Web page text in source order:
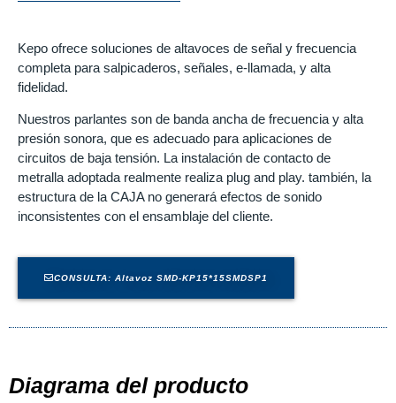
Kepo ofrece soluciones de altavoces de señal y frecuencia
completa para salpicaderos, señales, e-llamada, y alta
fidelidad.
Nuestros parlantes son de banda ancha de frecuencia y alta
presión sonora, que es adecuado para aplicaciones de
circuitos de baja tensión. La instalación de contacto de
metralla adoptada realmente realiza plug and play. también, la
estructura de la CAJA no generará efectos de sonido
inconsistentes con el ensamblaje del cliente.
CONSULTA: Altavoz SMD-KP15*15SMDSP1
Diagrama del producto